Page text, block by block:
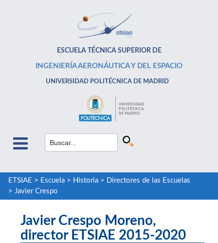
ESCUELA TÉCNICA SUPERIOR DE
INGENIERÍA AERONÁUTICA Y DEL ESPACIO
UNIVERSIDAD POLITÉCNICA DE MADRID
ETSIAE > Escuela> Historia> Directores de las Escuelas
> Javier Crespo
Javier Crespo Moreno,
director ETSIAE 2015-2020